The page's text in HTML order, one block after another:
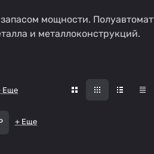
мощности. Полуавтомат
и металлоконструкций.
Еще
+ Еще